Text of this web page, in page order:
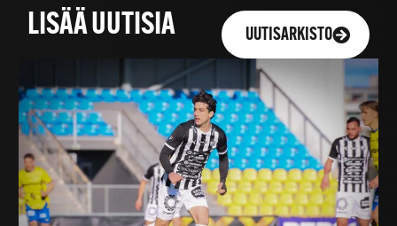
LISÄÄ UUTISIA UUTISARKISTO